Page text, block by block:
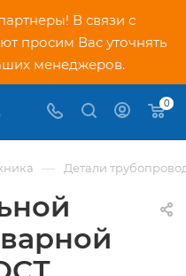
В связи с
просим Вас уточнять
менеджеров.
0
— Детали